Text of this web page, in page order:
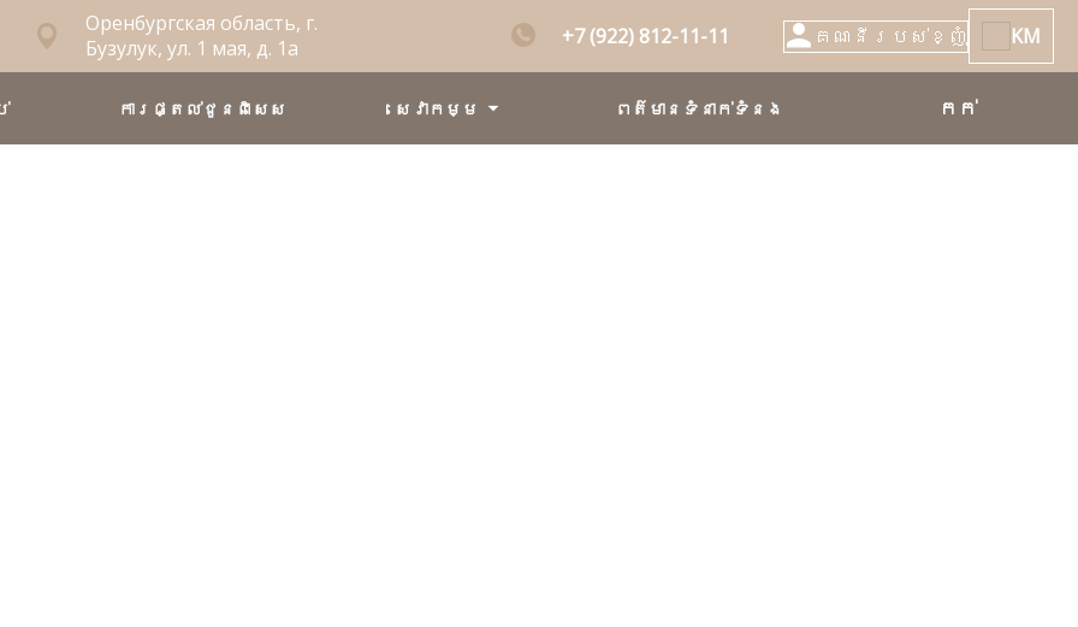
Оренбургская область, г.
Бузулук, ул. 1 мая, д. 1а
+7 (922) 812-11-11 គណនីរបស់ខ្ញុំ KM
ការផ្តល់ជូនពិសេស សេវាកម្ម ពត៌មានទំនាក់ទំនង កក់